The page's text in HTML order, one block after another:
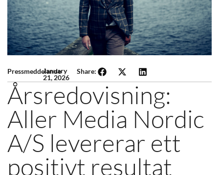
Pressmeddelande
January
21, 2026
Share:
Årsredovisning:
Aller Media Nordic
A/S levererar ett
positivt resultat